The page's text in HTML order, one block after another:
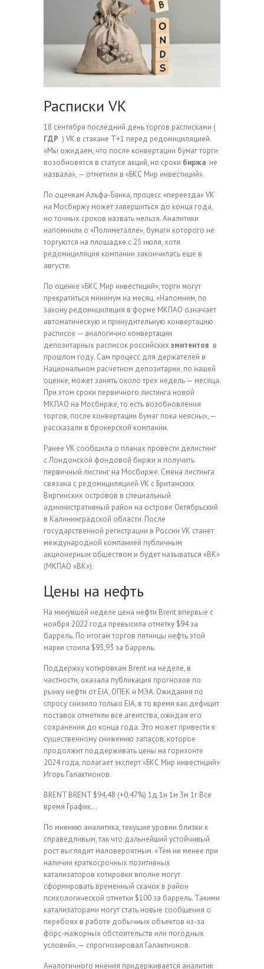
Расписки VK
18 сентября последний день торгов расписками (
ГДР ) VK в стакане T+1 перед редомициляцией.
«Мы ожидаем, что после конвертации бумаг торги
возобновятся в статусе акций, но сроки биржа не
назвала», — отметили в «БКС Мир инвестиций».
По оценкам Альфа-Банка, процесс «переезда» VK
на Мосбиржу может завершиться до конца года,
но точных сроков назвать нельзя. Аналитики
напомнили о «Полиметалле», бумаги которого не
торгуются на площадке с 25 июля, хотя
редомициляция компании закончилась еще в
августе.
По оценке «БКС Мир инвестиций», торги могут
прекратиться минимум на месяц. «Напомним, по
закону редомициляция в форме МКПАО означает
автоматическую и принудительную конвертацию
расписок — аналогично конвертации
депозитарных расписок российских эмитентов в
прошлом году. Сам процесс для держателей в
Национальном расчетном депозитарии, по нашей
оценке, может занять около трех недель — месяца.
При этом сроки первичного листинга новой
МКПАО на Мосбирже, то есть возобновления
торгов, после конвертации бумаг пока неясны», —
рассказали в брокерской компании.
Ранее VK сообщила о планах провести делистинг
с Лондонской фондовой биржи и получить
первичный листинг на Мосбирже. Смена листинга
связана с редомициляцией VK с Британских
Виргинских островов в специальный
административный район на острове Октябрьский
в Калининградской области. После
государственной регистрации в России VK станет
международной компанией публичным
акционерным обществом и будет называться «ВК»
(МКПАО «ВК»).
Цены на нефть
На минувшей неделе цена нефти Brent впервые с
ноября 2022 года превысила отметку $94 за
баррель. По итогам торгов пятницы нефть этой
марки стоила $93,93 за баррель.
Поддержку котировкам Brent на неделе, в
частности, оказала публикация прогнозов по
рынку нефти от EIA, ОПЕК и МЭА. Ожидания по
спросу снизило только EIA, в то время как дефицит
поставок отметили все агентства, ожидая его
сохранения до конца года. Это может привести к
существенному снижению запасов, которое
продолжит поддерживать цены на горизонте
2024 года, полагает эксперт «БКС Мир инвестиций»
Игорь Галактионов.
BRENT BRENT $94,48 (+0,47%) 1д 1н 1м 3м 1г Все
время График…
По мнению аналитика, текущие уровни близки к
справедливым, так что дальнейший устойчивый
рост выглядит маловероятным. «Тем не менее при
наличии краткосрочных позитивных
катализаторов котировки вполне могут
сформировать временный скачок в район
психологической отметки $100 за баррель. Такими
катализаторами могут стать новые сообщения о
перебоях в работе добычных объектов из-за
форс-мажорных обстоятельств или погодных
условий», — спрогнозировал Галактионов.
Аналогичного мнения придерживается аналитик